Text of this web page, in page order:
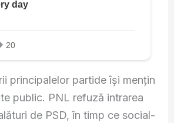
principalelor partide își mențin
public. PNL refuză intrarea
de PSD, în timp ce social-